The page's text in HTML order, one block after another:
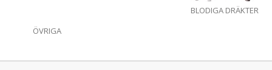
BLODIGA DRÄKTER
ÖVRIGA